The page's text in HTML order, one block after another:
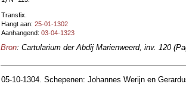
Transfix.
Hangt aan: 25-01-1302
Aanhangend: 03-04-1323
Bron: Cartularium der Abdij Marienweerd, inv. 120
05-10-1304. Schepenen: Johannes Werijn en